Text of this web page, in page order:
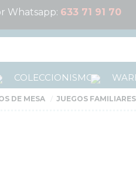
Whatsapp: 633 71 91 70
COLECCIONISMO
DE MESA JUEGOS FAMILIARES